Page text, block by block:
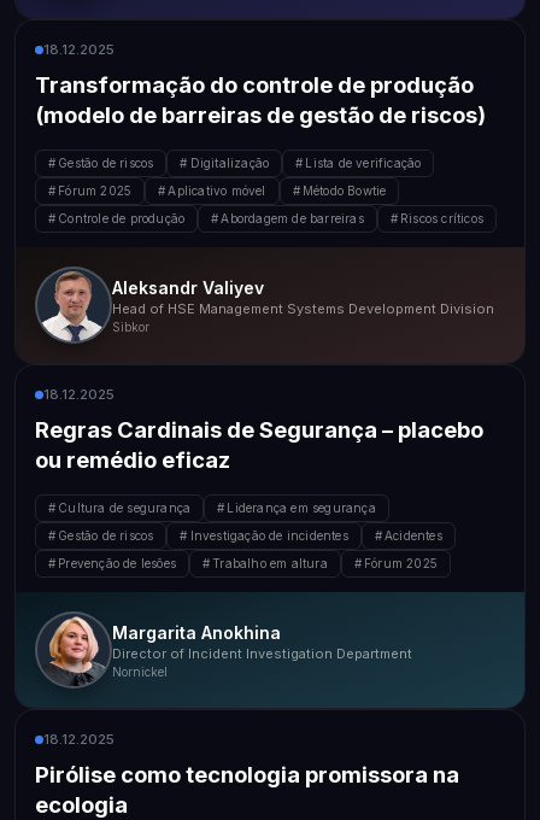
18.12.2025
Transformação do controle de produção
(modelo de barreiras de gestão de riscos)
Gestão de riscos Digitalização
Lista de verificação
Fórum 2025
Aplicativo móvel
Método Bowtie
Controle de produção
Abordagem de barreiras Riscos críticos
Aleksandr Valiyev
Head of HSE Management Systems Development Division
Sibkor
18.12.2025
Regras Cardinais de Segurança – placebo
ou remédio eficaz
Cultura de segurança
Liderança em segurança
Gestão de riscos
Investigação de incidentes
Acidentes
Prevenção de lesões
Trabalho em altura Fórum 2025
Margarita Anokhina
Director of Incident Investigation Department
Nornickel
18.12.2025
Pirólise como tecnologia promissora na
ecologia